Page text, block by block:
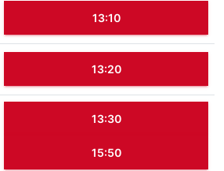
13:10
13:20
13:30
15:50